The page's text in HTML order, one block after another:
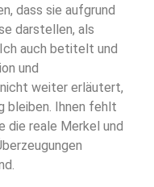
dass sie aufgrund
darstellen, als
auch betitelt und
und
weiter erläutert,
bleiben. Ihnen fehlt
die reale Merkel und